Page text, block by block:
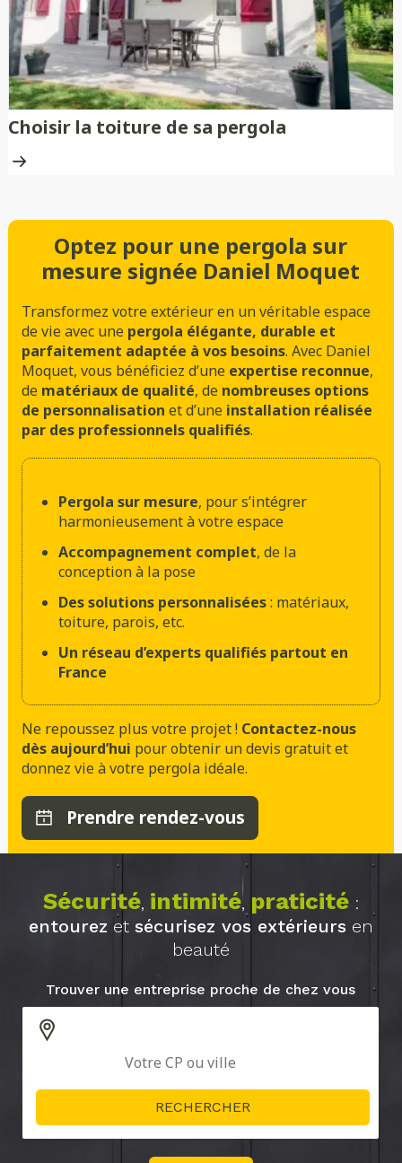
Choisir la toiture de sa pergola
Optez pour une pergola sur
mesure signée Daniel Moquet
Transformez votre extérieur en un véritable espace
de vie avec une pergola élégante, durable et
parfaitement adaptée à vos besoins. Avec Daniel
Moquet, vous bénéficiez d’une expertise reconnue,
de matériaux de qualité, de nombreuses options
de personnalisation et d’une installation réalisée
par des professionnels qualifiés.
Pergola sur mesure, pour s’intégrer
harmonieusement à votre espace
Accompagnement complet, de la
conception à la pose
Des solutions personnalisées: matériaux,
toiture, parois, etc.
Un réseau d’experts qualifiés partout en
France
Ne repoussez plus votre projet ! Contactez-nous
dès aujourd’hui pour obtenir un devis gratuit et
donnez vie à votre pergola idéale.
Prendre rendez-vous
Sécurité, intimité, praticité:
entourez et sécurisez vos extérieurs en
beauté
Trouver une entreprise proche de chez vous